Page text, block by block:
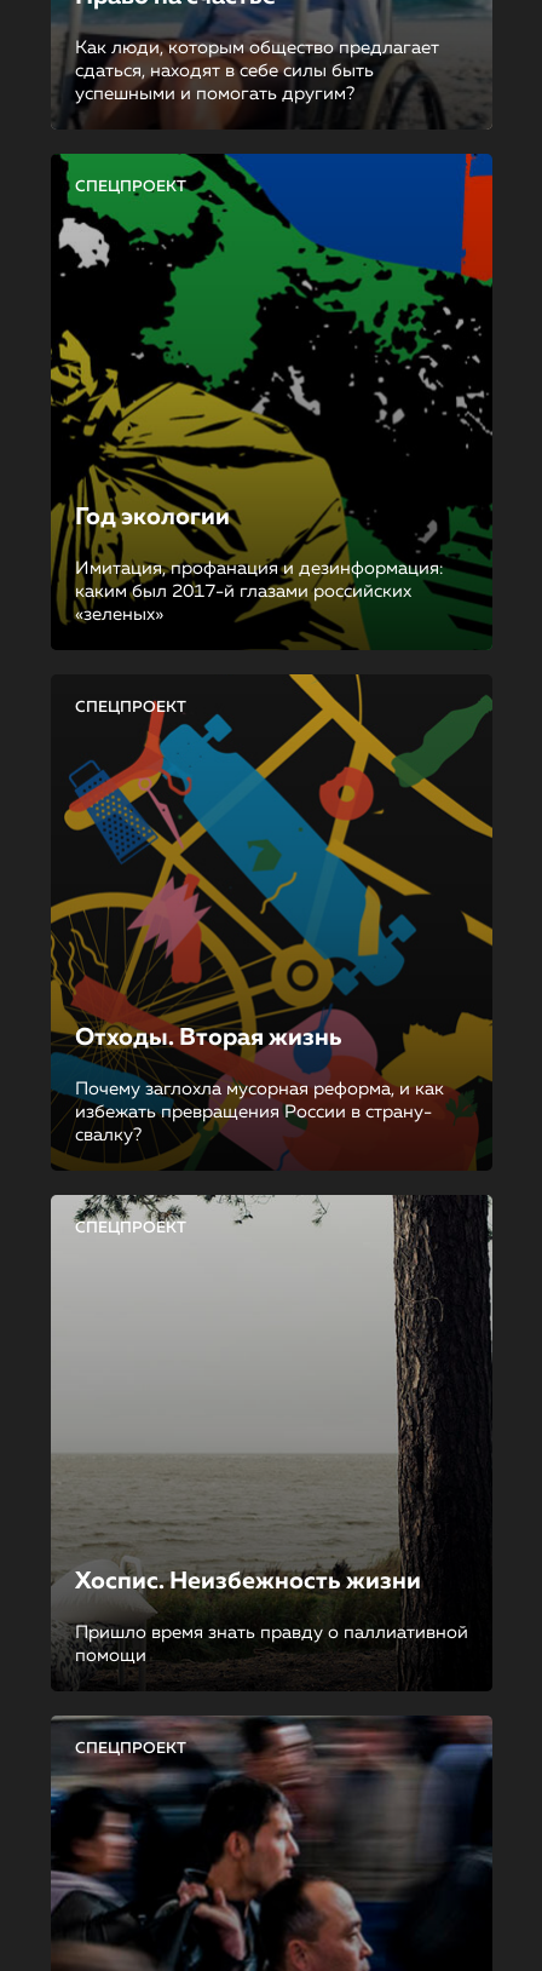
Как люди, которым общество предлагает
сдаться, находят в себе силы быть
успешными и помогать другим?
СПЕЦПРОЕКТ
Год экологии
Имитация, профанация и дезинформация:
каким был 2017-й глазами российских
«зеленых»
СПЕЦПРОЕКТ
Отходы. Вторая жизнь
Почему заглохла мусорная реформа, и как
избежать превращения России в страну-
свалку?
СПЕЦПРОЕКТ
Хоспис. Неизбежность жизни
Пришло время знать правду о паллиативной
помощи
СПЕЦПРОЕКТ